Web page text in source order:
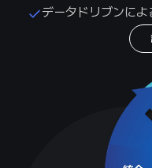
データドリブンに